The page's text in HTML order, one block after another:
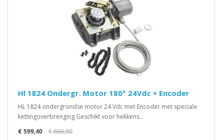
Hl 1824 Ondergr. Motor 180° 24Vdc + Encoder
HL 1824 ondergrondse motor 24 Vdc met Encoder met speciale
kettingoverbrenging Geschikt voor hekkens..
€ 599,40
€ 666,00